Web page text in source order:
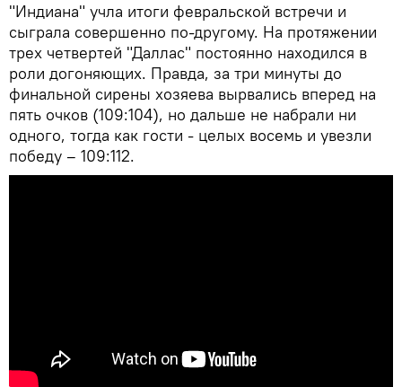
"Индиана" учла итоги февральской встречи и
сыграла совершенно по-другому. На протяжении
трех четвертей "Даллас" постоянно находился в
роли догоняющих. Правда, за три минуты до
финальной сирены хозяева вырвались вперед на
пять очков (109:104), но дальше не набрали ни
одного, тогда как гости - целых восемь и увезли
победу – 109:112.